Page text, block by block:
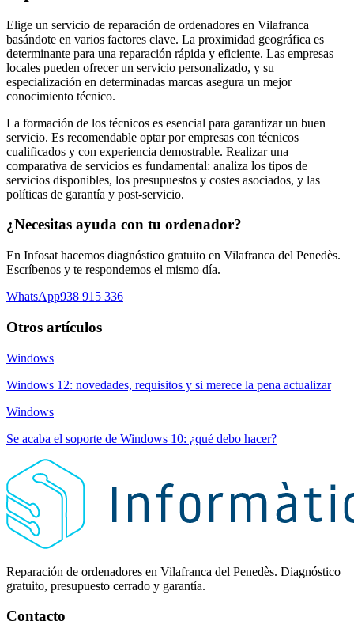
Elige un servicio de reparación de ordenadores en Vilafranca
basándote en varios factores clave. La proximidad geográfica es
determinante para una reparación rápida y eficiente. Las empresas
locales pueden ofrecer un servicio personalizado, y su
especialización en determinadas marcas asegura un mejor
conocimiento técnico.
La formación de los técnicos es esencial para garantizar un buen
servicio. Es recomendable optar por empresas con técnicos
cualificados y con experiencia demostrable. Realizar una
comparativa de servicios es fundamental: analiza los tipos de
servicios disponibles, los presupuestos y costes asociados, y las
políticas de garantía y post-servicio.
¿Necesitas ayuda con tu ordenador?
En Infosat hacemos diagnóstico gratuito en Vilafranca del Penedès.
Escríbenos y te respondemos el mismo día.
WhatsApp938 915 336
Otros artículos
Windows
Windows 12: novedades, requisitos y si merece la pena actualizar
Windows
Se acaba el soporte de Windows 10: ¿qué debo hacer?
Reparación de ordenadores en Vilafranca del Penedès. Diagnóstico
gratuito, presupuesto cerrado y garantía.
Contacto